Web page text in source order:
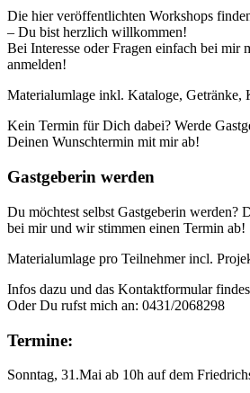
Die hier veröffentlichten Workshops
– Du bist herzlich willkommen!
Bei Interesse oder Fragen einfach bei mir
anmelden!
Materialumlage inkl. Kataloge, Getränke,
Kein Termin für Dich dabei? Werde
Deinen Wunschtermin mit mir ab!
Gastgeberin werden
Du möchtest selbst Gastgeberin werden?
bei mir und wir stimmen einen Termin ab!
Materialumlage pro Teilnehmer incl.
Infos dazu und das Kontaktformular
Oder Du rufst mich an: 0431/2068298
Termine:
Sonntag, 31.Mai ab 10h auf dem